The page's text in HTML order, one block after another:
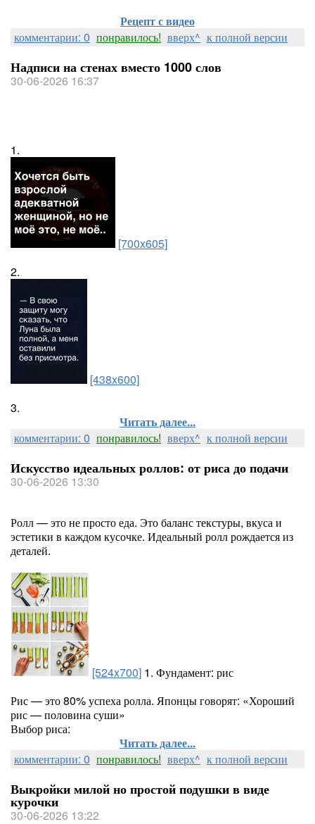
Рецепт с видео
комментарии: 0 понравилось! вверх^ к полной версии
Надписи на стенах вместо 1000 слов
30-06-2026 16:37
1.
[700x605]
2.
[438x600]
3.
Читать далее...
комментарии: 0 понравилось! вверх^ к полной версии
Искусство идеальных роллов: от риса до подачи
30-06-2026 13:30
Ролл — это не просто еда. Это баланс текстуры, вкуса и
эстетики в каждом кусочке. Идеальный ролл рождается из
деталей.
[524x700] 1. Фундамент: рис
Рис — это 80% успеха ролла. Японцы говорят: «Хороший
рис — половина суши»
Выбор риса:
Читать далее...
комментарии: 0 понравилось! вверх^ к полной версии
Выкройки милой но простой подушки в виде
курочки
30-06-2026 13:22